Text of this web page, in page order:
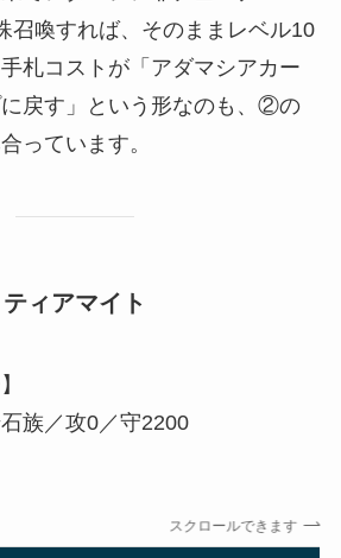
召喚すれば、そのままレベル10
札コストが「アダマシアカー
に戻す」という形なのも、②の
っています。
ィアマイト
族／攻0／守2200
スクロールできます